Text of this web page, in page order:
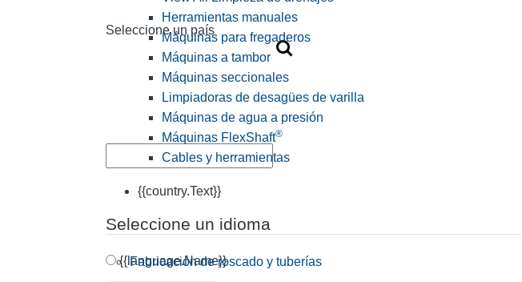
Seleccione un país
{{country.Text}}
Seleccione un idioma
{{language.Name}}
Herramientas manuales
Máquinas para fregaderos
Máquinas a tambor
Máquinas seccionales
Limpiadoras de desagües de varilla
Máquinas de agua a presión
Máquinas FlexShaft®
Cables y herramientas
Fabricación de roscado y tuberías